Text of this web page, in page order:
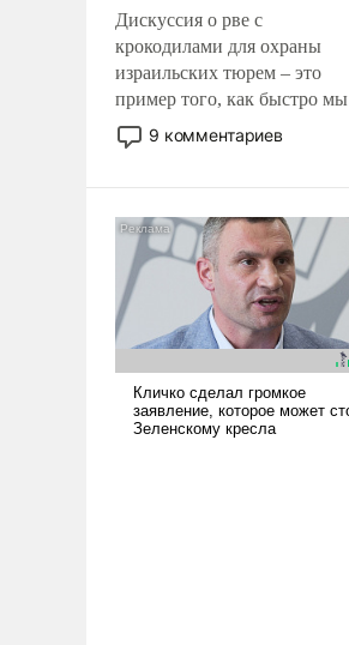
Дискуссия о рве с
крокодилами для охраны
израильских тюрем – это
пример того, как быстро мы
двигаемся по пути
революционных изменений.
псевдонаучной фантастики,
стало всерьез обсуждаемой
идеей.
9 комментариев